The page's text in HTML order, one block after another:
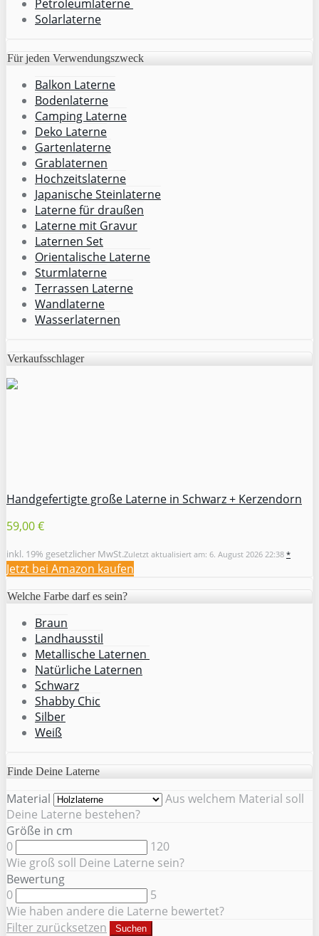
Petroleumlaterne
Solarlaterne
Für jeden Verwendungszweck
Balkon Laterne
Bodenlaterne
Camping Laterne
Deko Laterne
Gartenlaterne
Grablaternen
Hochzeitslaterne
Japanische Steinlaterne
Laterne für draußen
Laterne mit Gravur
Laternen Set
Orientalische Laterne
Sturmlaterne
Terrassen Laterne
Wandlaterne
Wasserlaternen
Verkaufsschlager
Handgefertigte große Laterne in Schwarz + Kerzendorn
59,00 €
inkl. 19% gesetzlicher MwSt.Zuletzt aktualisiert am: 6. August 2026 22:38 *
Jetzt bei Amazon kaufen
Welche Farbe darf es sein?
Braun
Landhausstil
Metallische Laternen
Natürliche Laternen
Schwarz
Shabby Chic
Silber
Weiß
Finde Deine Laterne
Material
Aus welchem Material soll
Deine Laterne bestehen?
Größe in cm
0
120
Wie groß soll Deine Laterne sein?
Bewertung
0
5
Wie haben andere die Laterne bewertet?
Filter zurücksetzen
Suchen